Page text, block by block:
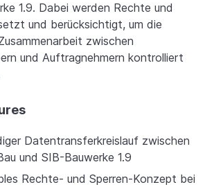
1.9. Dabei werden Rechte und
und berücksichtigt, um die
zwischen
und Auftragnehmern kontrolliert
Datentransferkreislauf zwischen
und SIB-Bauwerke 1.9
Rechte- und Sperren-Konzept bei